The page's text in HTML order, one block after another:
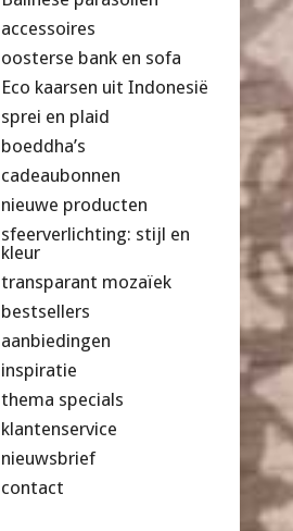
accessoires
oosterse bank en sofa
Eco kaarsen uit Indonesië
sprei en plaid
boeddha’s
cadeaubonnen
nieuwe producten
sfeerverlichting: stijl en
kleur
transparant mozaïek
bestsellers
aanbiedingen
inspiratie
thema specials
klantenservice
nieuwsbrief
contact